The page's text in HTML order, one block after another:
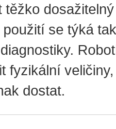
těžko
se týká
fyzikální
dostat.